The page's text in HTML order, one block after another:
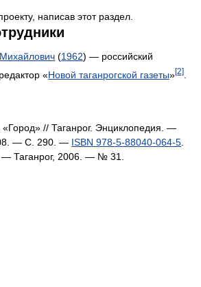
написав этот раздел.
(1962) — российский
«Новой таганрогской газеты»[2]
// Таганрог. Энциклопедия. —
— С. 290. — ISBN 978-5-88040-064-5
— Таганрог, 2006. — № 31.